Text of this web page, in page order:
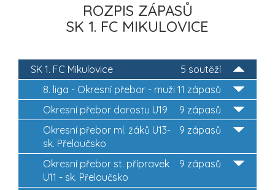
ROZPIS ZÁPASŮ
SK 1. FC MIKULOVICE
5 soutěží
SK 1. FC Mikulovice
11 zápasů
8. liga - Okresní přebor - muži
9 zápasů
Okresní přebor dorostu U19
9 zápasů
Okresní přebor ml. žáků U13-
sk. Přeloučsko
9 zápasů
Okresní přebor st. přípravek
U11 - sk. Přeloučsko